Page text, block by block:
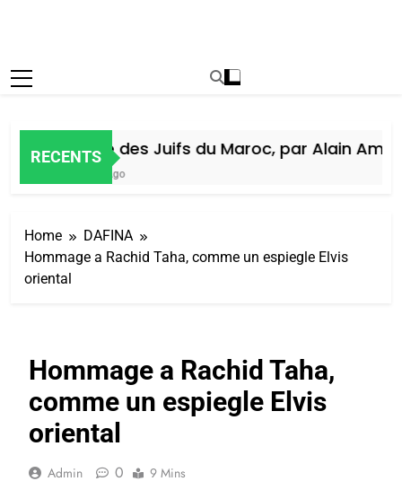
RECENTS
Histoire des Juifs du Maroc, par Alain Amiel
Home
DAFINA
Hommage a Rachid Taha, comme un espiegle Elvis
oriental
Hommage a Rachid Taha,
comme un espiegle Elvis
oriental
Admin 0 9 Mins